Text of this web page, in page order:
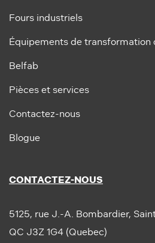
Fours industriels
Équipements de transformation
Belfab
Pièces et services
Contactez-nous
Blogue
CONTACTEZ-NOUS
5125, rue J.-A. Bombardier,
QC J3Z 1G4 (Quebec)